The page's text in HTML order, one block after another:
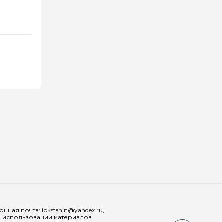
почта: ipkstenin@yandex.ru,
материалов